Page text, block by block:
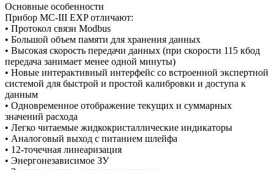
Основные особенности
Прибор MC-III EXP отличают:
• Протокол связи Modbus
• Большой объем памяти для хранения данных
• Высокая скорость передачи данных (при скорости 115 кбод
передача занимает менее одной минуты)
• Новые интерактивный интерфейс со встроенной экспертной
системой для быстрой и простой калибровки и доступа к
данным
• Одновременное отображение текущих и суммарных
значений расхода
• Легко читаемые жидкокристаллические индикаторы
• Аналоговый выход с питанием шлейфа
• 12-точечная линеаризация
• Энергонезависимое ЗУ